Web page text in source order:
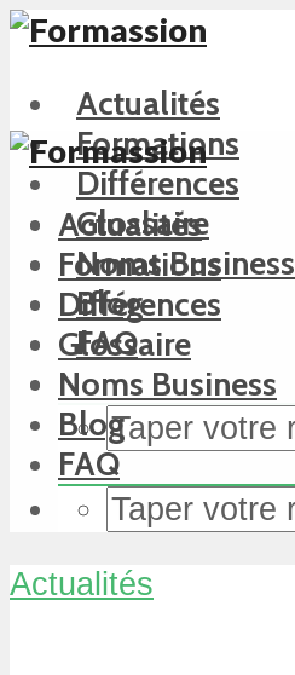
Actualités
Formations
Différences
Glossaire
Noms Business
Blog
FAQ
Actualités
Formations
Différences
Glossaire
Noms Business
Blog
FAQ
Actualités